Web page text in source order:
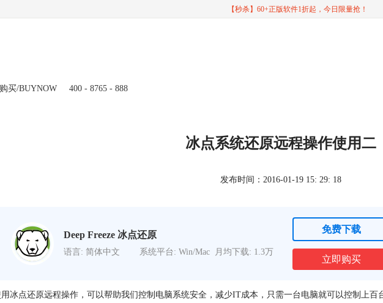
【秒杀】60+正版软件1折起，今日限量抢！
购买/BUYNOW
400 - 8765 - 888
冰点系统还原远程操作使用二
发布时间：2016-01-19 15: 29: 18
Deep Freeze 冰点还原
语言: 简体中文 系统平台: Win/Mac 月均下载: 1.3万
免费下载
立即购买
冰点还原远程操作，可以帮助我们控制电脑系统安全，减少IT成本，只需一台电脑就可以控制上百